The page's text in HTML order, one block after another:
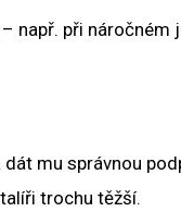
např. při náročném
mu správnou
trochu těžší.